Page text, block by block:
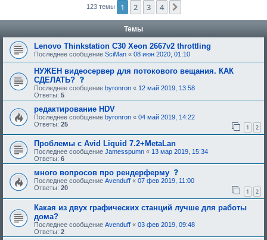
123 темы 1 2 3 4
Темы
Lenovo Thinkstation C30 Xeon 2667v2 throttling
Последнее сообщение SciMan « 08 июн 2020, 01:10
НУЖЕН видеосервер для потокового вещания. КАК
СДЕЛАТЬ?
о
о
б
щ
е
н
е
,
т
р
е
б
у
ю
е
е
о
б
Последнее сообщение byronron « 12 май 2019, 13:58
Ответы: 5
редактирование HDV
Последнее сообщение byronron « 04 май 2019, 14:22
Ответы: 25 1 2
Проблемы с Avid Liquid 7.2+MetaLan
Последнее сообщение Jamesspumn « 13 мар 2019, 15:34
Ответы: 6
много вопросов про рендерферму
о
о
щ
е
н
и
е
,
Последнее сообщение Avenduff « 07 фев 2019, 11:00
Ответы: 20 1 2
Какая из двух графических станций лучше для работы
дома?
Последнее сообщение Avenduff « 03 фев 2019, 09:48
Ответы: 2